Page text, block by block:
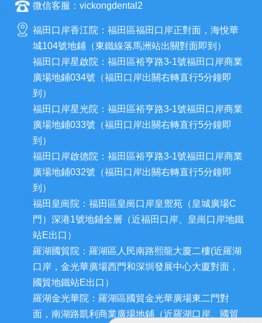
微信客服：vickongdental2
福田口岸香江院：福田區福田口岸正對面，海悅華
城104號地鋪（東鐵線落馬洲站出關對面即到）
福田口岸星啟院：福田區裕亨路3-1號福田口岸商業
廣場地鋪034號（福田口岸出關右轉直行5分鐘即
到）
福田口岸星光院：福田區裕亨路3-1號福田口岸商業
廣場地鋪033號（福田口岸出關右轉直行5分鐘即
到）
福田口岸啟德院：福田區裕亨路3-1號福田口岸商業
廣場地鋪032號（福田口岸出關右轉直行5分鐘即
到）
福田皇崗院：福田區皇崗口岸皇禦苑（皇城廣場C
門）深港1號地鋪全層（近福田口岸、皇崗口岸地鐵
站E出口）
羅湖國貿院：羅湖區人民南路熙龍大廈二樓(近羅湖
口岸，金光華廣場西門和深圳發展中心大廈對面，
國貿地鐵站E出口）
羅湖金光華院：羅湖區國貿金光華廣場東二門對
面，南湖路凱利商業廣場地鋪（近羅湖口岸、國貿